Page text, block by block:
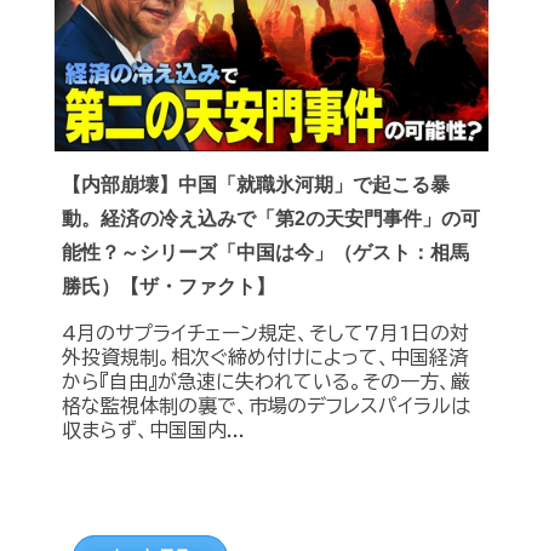
【内部崩壊】中国「就職氷河期」で起こる暴
動。経済の冷え込みで「第2の天安門事件」の可
能性？～シリーズ「中国は今」（ゲスト：相馬
勝氏）【ザ・ファクト】
4月のサプライチェーン規定、そして7月1日の対
外投資規制。相次ぐ締め付けによって、中国経済
から『自由』が急速に失われている。その一方、厳
格な監視体制の裏で、市場のデフレスパイラルは
収まらず、中国国内...